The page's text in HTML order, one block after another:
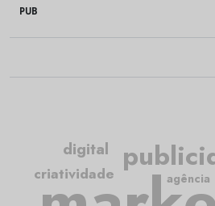
PUB
criatividade agência
digital